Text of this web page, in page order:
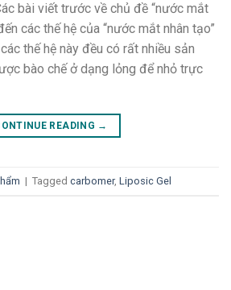
bài viết trước về chủ đề “nước mắt
các thế hệ của “nước mắt nhân tạo”
thế hệ này đều có rất nhiều sản
bào chế ở dạng lỏng để nhỏ trực
READING →
| Tagged carbomer, Liposic Gel